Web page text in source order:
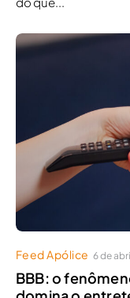
Feed Apólice 6 de
BBB: o